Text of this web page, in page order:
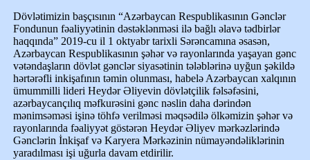
Dövlətimizin başçısının “Azərbaycan Respublikasının Gənclər
Fondunun fəaliyyətinin dəstəklənməsi ilə bağlı əlavə tədbirlər
haqqında” 2019-cu il 1 oktyabr tarixli Sərəncamına əsasən,
Azərbaycan Respublikasının şəhər və rayonlarında yaşayan gənc
vətəndaşların dövlət gənclər siyasətinin tələblərinə uyğun şəkildə
hərtərəfli inkişafının təmin olunması, habelə Azərbaycan xalqının
ümummilli lideri Heydər Əliyevin dövlətçilik fəlsəfəsini,
azərbaycançılıq məfkurəsini gənc nəslin daha dərindən
mənimsəməsi işinə töhfə verilməsi məqsədilə ölkəmizin şəhər və
rayonlarında fəaliyyət göstərən Heydər Əliyev mərkəzlərində
Gənclərin İnkişaf və Karyera Mərkəzinin nümayəndəliklərinin
yaradılması işi uğurla davam etdirilir.